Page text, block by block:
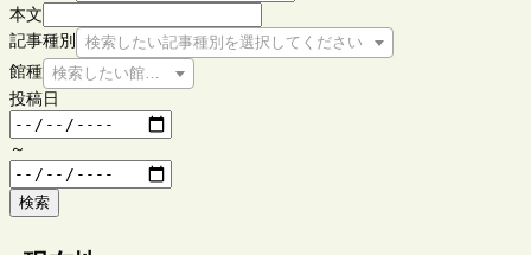
本文
記事種別
検索したい記事種別を選択してください
館種 検索したい館種を選択してください
投稿日
～
検索